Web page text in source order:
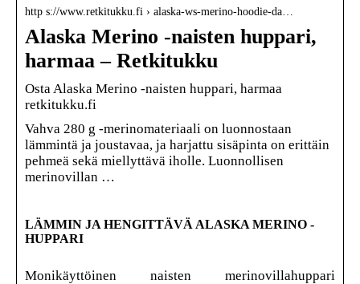
http s://www.retkitukku.fi › alaska-ws-merino-hoodie-da…
Alaska Merino -naisten huppari,
harmaa – Retkitukku
Osta Alaska Merino -naisten huppari, harmaa
retkitukku.fi
Vahva 280 g -merinomateriaali on luonnostaan
lämmintä ja joustavaa, ja harjattu sisäpinta on erittäin
pehmeä sekä miellyttävä iholle. Luonnollisen
merinovillan …
LÄMMIN JA HENGITTÄVÄ ALASKA MERINO -
HUPPARI
Monikäyttöinen naisten merinovillahuppari